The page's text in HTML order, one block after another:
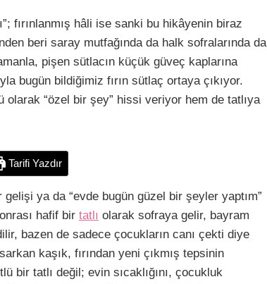
fırınlanmış hâli ise sanki bu hikâyenin biraz
beri saray mutfağında da halk sofralarında da
pişen sütlacın küçük güveç kaplarına
bugün bildiğimiz fırın sütlaç ortaya çıkıyor.
“özel bir şey” hissi veriyor hem de tatlıya
Tarifi Yazdır
ya da “evde bugün güzel bir şeyler yaptım”
hafif bir tatlı olarak sofraya gelir, bayram
bazen de sadece çocukların canı çekti diye
kaşık, fırından yeni çıkmış tepsinin
bir tatlı değil; evin sıcaklığını, çocukluk